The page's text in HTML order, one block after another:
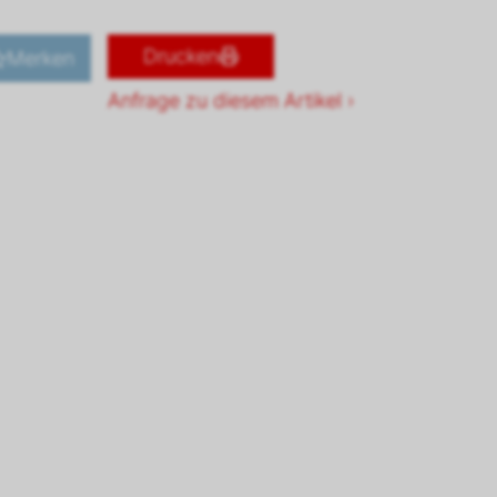
Merken
Drucken
Anfrage zu diesem Artikel ›